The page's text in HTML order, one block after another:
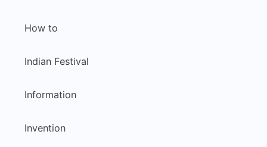
How to
Indian Festival
Information
Invention